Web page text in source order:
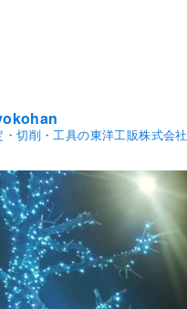
・切削・工具の東洋工販株式会社